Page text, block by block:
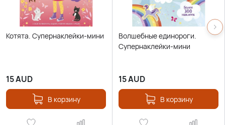
Котята. Супернаклейки-мини
15AUD
В корзину
Волшебные единороги.
Супернаклейки-мини
15AUD
В корзину